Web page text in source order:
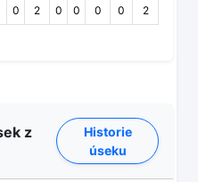
0 2 0 0 0 0 2
z
Historie
úseku